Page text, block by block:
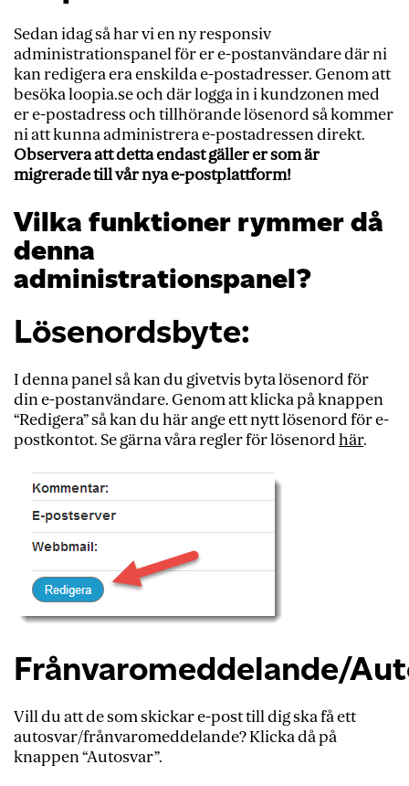
Sedan idag så har vi en ny responsiv
administrationspanel för er e-postanvändare där ni
kan redigera era enskilda e-postadresser. Genom att
besöka loopia.se och där logga in i kundzonen med
er e-postadress och tillhörande lösenord så kommer
ni att kunna administrera e-postadressen direkt.
Observera att detta endast gäller er som är
migrerade till vår nya e-postplattform!
Vilka funktioner rymmer då
denna
administrationspanel?
Lösenordsbyte:
I denna panel så kan du givetvis byta lösenord för
din e-postanvändare. Genom att klicka på knappen
“Redigera” så kan du här ange ett nytt lösenord för e-
postkontot. Se gärna våra regler för lösenordhär.
Frånvaromeddelande/
Vill du att de som skickar e-post till dig ska få ett
autosvar/frånvaromeddelande? Klicka då på
knappen “Autosvar”.